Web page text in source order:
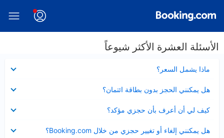
الأسئلة العشرة الأكثر شيوعاً
ماذا يشمل السعر؟
مصغر
هل يمكنني الحجز بدون بطاقة ائتمان؟
مصغر
كيف لي أن أعرف بأن حجزي مؤكد؟
مصغر
هل يمكنني إلغاء أو تغيير حجزي من خلال Booking.com؟
مصغر